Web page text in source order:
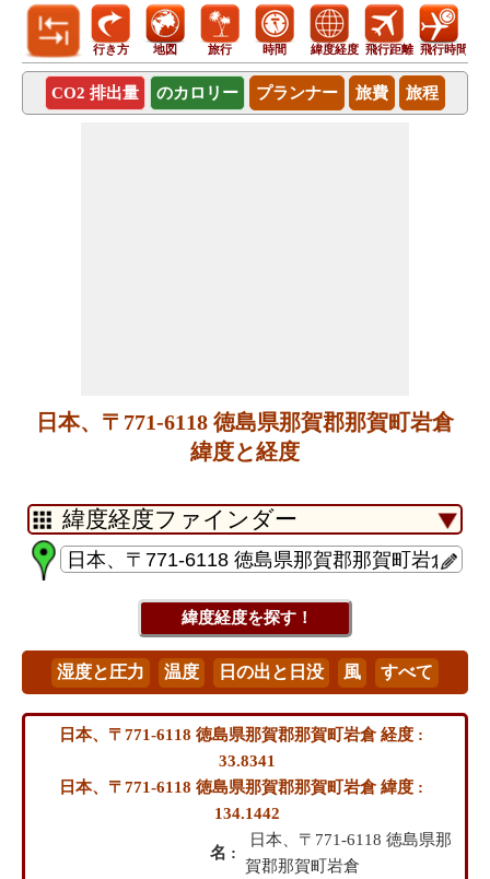
行き方 地図 旅行 時間 緯度経度 飛行距離 飛行時間
CO2 排出量 のカロリー プランナー 旅費 旅程
日本、〒771-6118 徳島県那賀郡那賀町岩倉
緯度と経度
日本、〒771-6118 徳島県那賀郡那賀町岩倉 経度 :
33.8341
日本、〒771-6118 徳島県那賀郡那賀町岩倉 緯度 :
134.1442
名 :
日本、〒771-6118 徳島県那
賀郡那賀町岩倉